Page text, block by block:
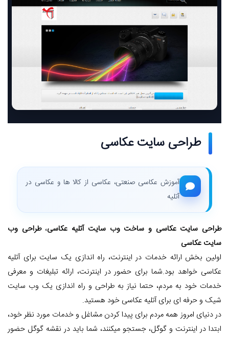
طراحی سایت عکاسی
آموزش عکاسی صنعتی، عکاسی از کالا ها و عکاسی در
آتلیه
طراحی سایت عکاسی و ساخت وب سایت آتلیه عکاسی،طراحی وب
سایت عکاسی
اولین بخش ارائه خدمات در اینترنت، راه اندازی یک سایت برای آتلیه
عکاسی خواهد بود.شما برای حضور در اینترنت، ارائه تبلیغات و معرفی
خدمات خود به مردم، حتما نیاز به طراحی و راه اندازی یک وب سایت
شیک و حرفه ای برای آتلیه عکاسی خود هستید.
در دنیای امروز همه مردم برای پیدا کردن مشاغل و خدمات مورد نظر خود،
ابتدا در اینترنت و گوگل، جستجو میکنند، شما باید در نقشه گوگل حضور